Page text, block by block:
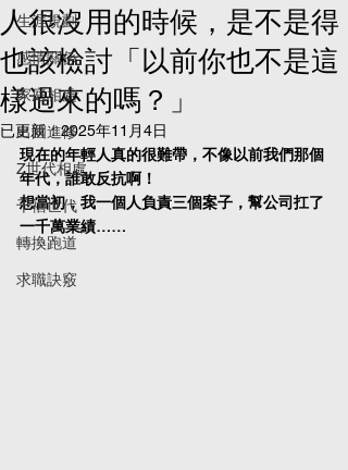
生涯規劃
感情關係
家庭相處
出國進修
Z世代相處
千禧世代
轉換跑道
求職訣竅
人很沒用的時候，是不是得
也該檢討「以前你也不是這
樣過來的嗎？」
已更新：2025年11月4日
現在的年輕人真的很難帶，不像以前我們那個
年代，誰敢反抗啊！
想當初，我一個人負責三個案子，幫公司扛了
一千萬業績……